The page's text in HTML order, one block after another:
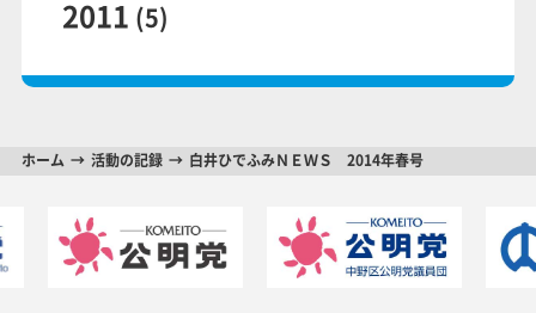
2011 (5)
ホーム 活動の記録 白井ひでふみＮＥＷＳ 2014年春号